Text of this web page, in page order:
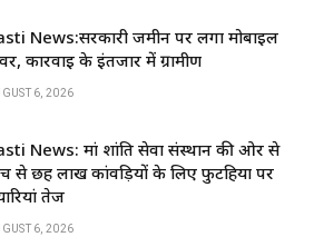
ar
e
News:सरकारी जमीन पर लगा मोबाइल
कार्रवाई के इंतजार में ग्रामीण
6, 2026
News: मां शांति सेवा संस्थान की ओर से
से छह लाख कांवड़ियों के लिए फुटहिया पर
तेज
6, 2026